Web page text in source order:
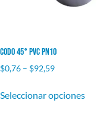
Codo 45° PVC PN10
$0,76 – $92,59
Seleccionar opciones